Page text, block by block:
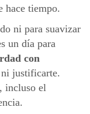
hace tiempo.
ni para suavizar
un día para
con
ni justificarte.
incluso el